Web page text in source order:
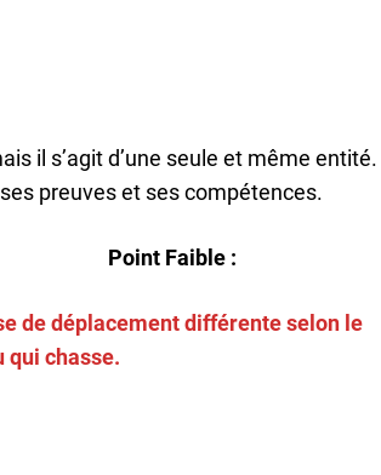
il s’agit d’une seule et même entité.
preuves et ses compétences.
Point Faible :
de déplacement différente selon le
qui chasse.